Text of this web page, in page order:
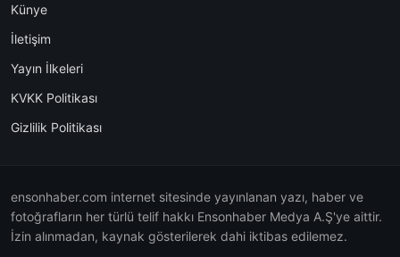
Künye
İletişim
Yayın İlkeleri
KVKK Politikası
Gizlilik Politikası
ensonhaber.com internet sitesinde yayınlanan yazı, haber ve
fotoğrafların her türlü telif hakkı Ensonhaber Medya A.Ş'ye aittir.
İzin alınmadan, kaynak gösterilerek dahi iktibas edilemez.